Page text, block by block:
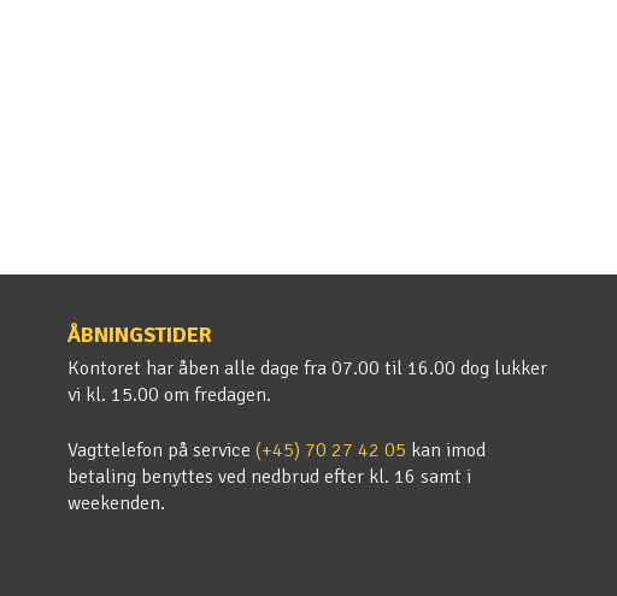
ÅBNINGSTIDER
Kontoret har åben alle dage fra 07.00 til 16.00 dog lukker
vi kl. 15.00 om fredagen.
Vagttelefon på service (+45) 70 27 42 05 kan imod
betaling benyttes ved nedbrud efter kl. 16 samt i
weekenden.